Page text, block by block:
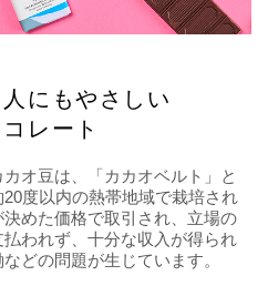
にもやさしい
レート
オ豆は、「カカオベルト」と
度以内の熱帯地域で栽培され
めた価格で取引され、立場の
われず、十分な収入が得られ
どの問題が生じています。